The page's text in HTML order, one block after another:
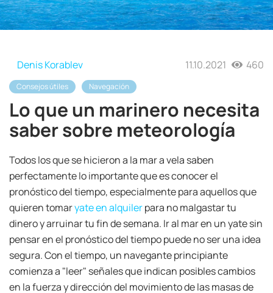
Denis Korablev 11.10.2021 460
Consejos útiles Navegación
Lo que un marinero necesita
saber sobre meteorología
Todos los que se hicieron a la mar a vela saben
perfectamente lo importante que es conocer el
pronóstico del tiempo, especialmente para aquellos que
quieren tomaryate en alquilerpara no malgastar tu
dinero y arruinar tu fin de semana. Ir al mar en un yate sin
pensar en el pronóstico del tiempo puede no ser una idea
segura. Con el tiempo, un navegante principiante
comienza a "leer" señales que indican posibles cambios
en la fuerza y dirección del movimiento de las masas de